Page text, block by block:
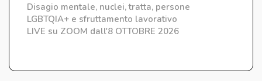
Disagio mentale, nuclei, tratta, persone
LGBTQIA+ e sfruttamento lavorativo
LIVE su ZOOM dall'8 OTTOBRE 2026